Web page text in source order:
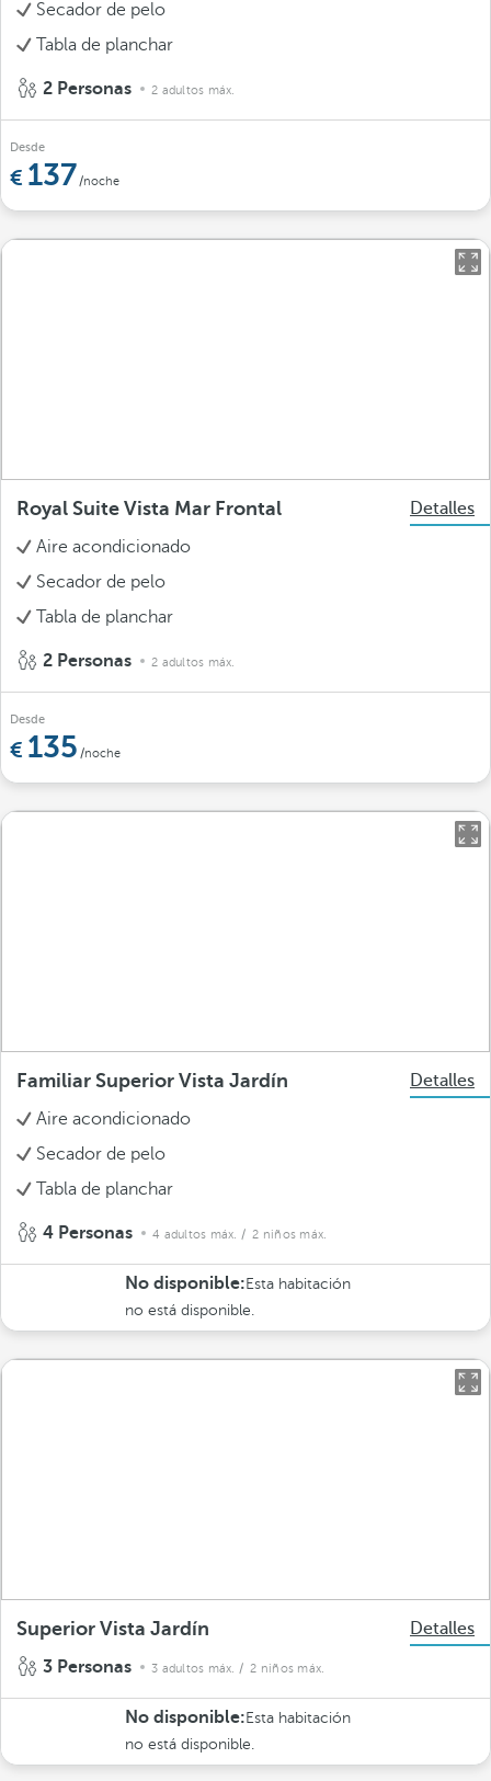
Secador de pelo
Tabla de planchar
2 Personas 2 adultos máx.
Desde
137/noche
Royal Suite Vista Mar Frontal
Detalles
Aire acondicionado
Secador de pelo
Tabla de planchar
2 Personas 2 adultos máx.
Desde
135 /noche
Familiar Superior Vista Jardín
Detalles
Aire acondicionado
Secador de pelo
Tabla de planchar
4 Personas 4 adultos máx. / 2 niños máx.
No disponible: Esta habitación
no está disponible.
Superior Vista Jardín
Detalles
3 Personas
3 adultos máx. / 2 niños máx.
No disponible: Esta habitación
no está disponible.